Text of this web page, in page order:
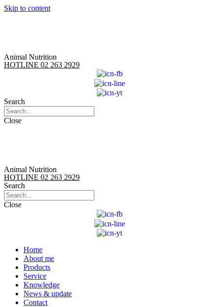
Skip to content
Animal Nutrition
HOTLINE 02 263 2929
Search
Close
Animal Nutrition
HOTLINE 02 263 2929
Search
Close
Home
About me
Products
Service
Knowledge
News & update
Contact